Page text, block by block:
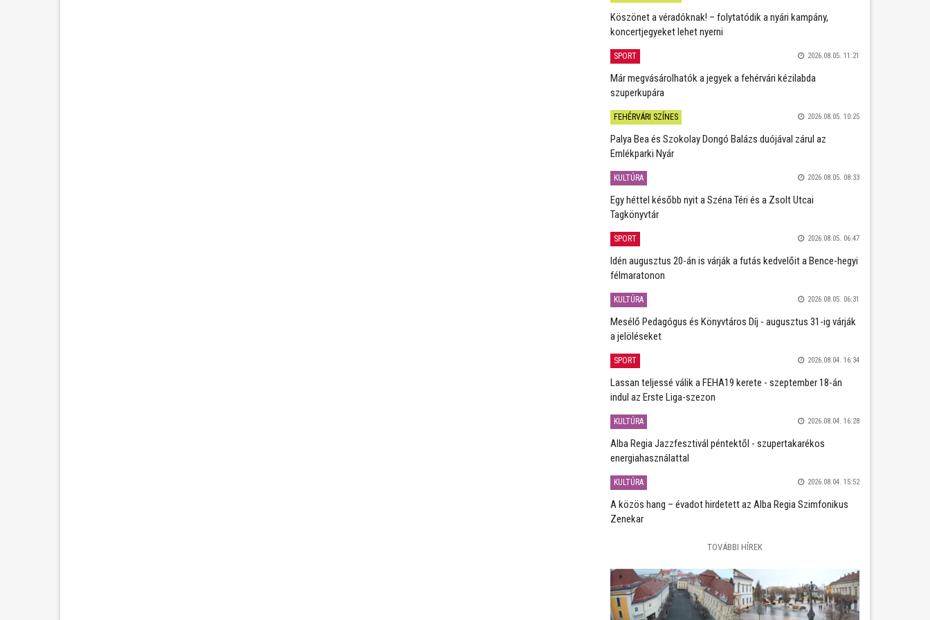
Köszönet a véradóknak! – folytatódik a nyári kampány,
koncertjegyeket lehet nyerni
SPORT 2026.08.05. 11:21
Már megvásárolhatók a jegyek a fehérvári kézilabda
szuperkupára
FEHÉRVÁRI SZÍNES 2026.08.05. 10:25
Palya Bea és Szokolay Dongó Balázs duójával zárul az
Emlékparki Nyár
KULTÚRA 2026.08.05. 08:33
Egy héttel később nyit a Széna Téri és a Zsolt Utcai
Tagkönyvtár
SPORT 2026.08.05. 06:47
Idén augusztus 20-án is várják a futás kedvelőit a Bence-hegyi
félmaratonon
KULTÚRA 2026.08.05. 06:31
Mesélő Pedagógus és Könyvtáros Díj - augusztus 31-ig várják
a jelöléseket
SPORT 2026.08.04. 16:34
Lassan teljessé válik a FEHA19 kerete - szeptember 18-án
indul az Erste Liga-szezon
KULTÚRA 2026.08.04. 16:28
Alba Regia Jazzfesztivál péntektől - szupertakarékos
energiahasználattal
KULTÚRA 2026.08.04. 15:52
A közös hang – évadot hirdetett az Alba Regia Szimfonikus
Zenekar
TOVÁBBI HÍREK